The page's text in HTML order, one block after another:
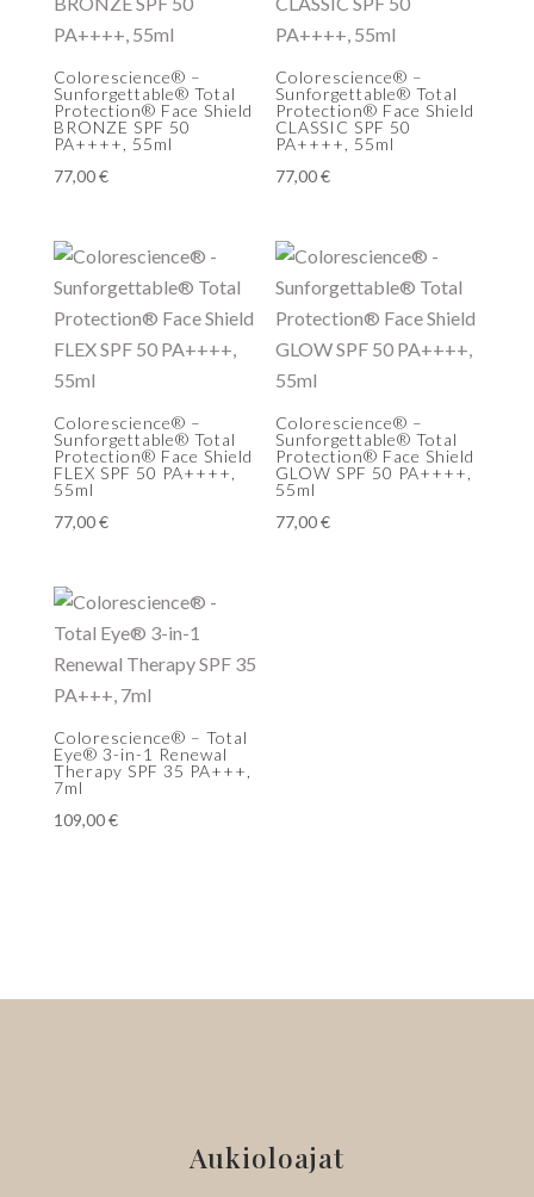
Colorescience® –
Sunforgettable® Total
Protection® Face Shield
BRONZE SPF 50
PA++++, 55ml
77,00€
Colorescience® –
Sunforgettable® Total
Protection® Face Shield
CLASSIC SPF 50
PA++++, 55ml
77,00€
Colorescience® –
Sunforgettable® Total
Protection® Face Shield
FLEX SPF 50 PA++++,
55ml
77,00€
Colorescience® –
Sunforgettable® Total
Protection® Face Shield
GLOW SPF 50 PA++++,
55ml
77,00€
Colorescience® – Total
Eye® 3-in-1 Renewal
Therapy SPF 35 PA+++,
7ml
109,00€
Aukioloajat